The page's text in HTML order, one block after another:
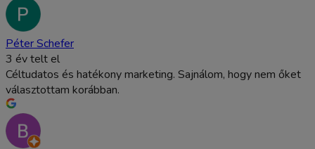
Péter Schefer
3 év telt el
Céltudatos és hatékony marketing. Sajnálom, hogy nem őket
választottam korábban.